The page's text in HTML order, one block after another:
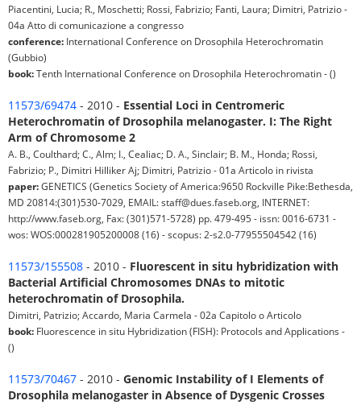
Piacentini, Lucia; R., Moschetti; Rossi, Fabrizio; Fanti, Laura; Dimitri, Patrizio -
04a Atto di comunicazione a congresso
conference: International Conference on Drosophila Heterochromatin
(Gubbio)
book:Tenth International Conference on Drosophila Heterochromatin - ()
11573/69474 - 2010 - Essential Loci in Centromeric
Heterochromatin of Drosophila melanogaster. I: The Right
Arm of Chromosome 2
A. B., Coulthard; C., Alm; I., Cealiac; D. A., Sinclair; B. M., Honda; Rossi,
Fabrizio; P., Dimitri Hilliker Aj; Dimitri, Patrizio - 01a Articolo in rivista
paper:GENETICS (Genetics Society of America:9650 Rockville Pike:Bethesda,
MD 20814:(301)530-7029, EMAIL: staff@dues.faseb.org, INTERNET:
http://www.faseb.org, Fax: (301)571-5728) pp. 479-495 - issn: 0016-6731 -
wos: WOS:000281905200008 (16) - scopus: 2-s2.0-77955504542 (16)
11573/155508 - 2010 - Fluorescent in situ hybridization with
Bacterial Artificial Chromosomes DNAs to mitotic
heterochromatin of Drosophila.
Dimitri, Patrizio; Accardo, Maria Carmela - 02a Capitolo o Articolo
book: Fluorescence in situ Hybridization (FISH): Protocols and Applications -
()
11573/70467 - 2010 - Genomic Instability of I Elements of
Drosophila melanogaster in Absence of Dysgenic Crosses